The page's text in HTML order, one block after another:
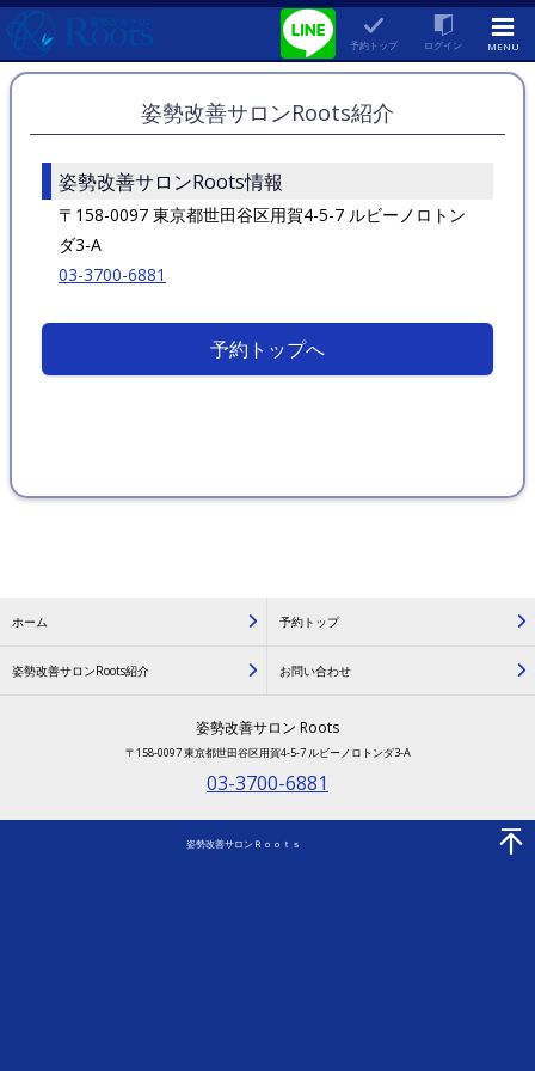
予約トップ ログイン MENU
姿勢改善サロンRoots紹介
姿勢改善サロンRoots情報
〒158-0097 東京都世田谷区用賀4-5-7 ルビーノロトン
ダ3-A
03-3700-6881
予約トップへ
ホーム 予約トップ
姿勢改善サロンRoots紹介 お問い合わせ
姿勢改善サロン Roots
〒158-0097 東京都世田谷区用賀4-5-7 ルビーノロトンダ3-A
03-3700-6881
姿勢改善サロンＲｏｏｔｓ